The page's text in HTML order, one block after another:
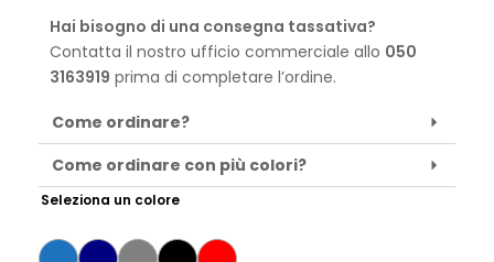
Hai bisogno di una consegna tassativa?
Contatta il nostro ufficio commerciale allo 050
3163919 prima di completare l’ordine.
Come ordinare?
Come ordinare con più colori?
Seleziona un colore